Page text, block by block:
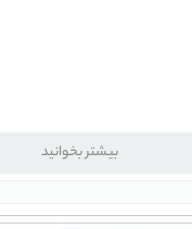
بیشتر بخوانید